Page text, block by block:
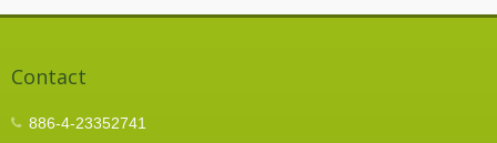
Contact
886-4-23352741